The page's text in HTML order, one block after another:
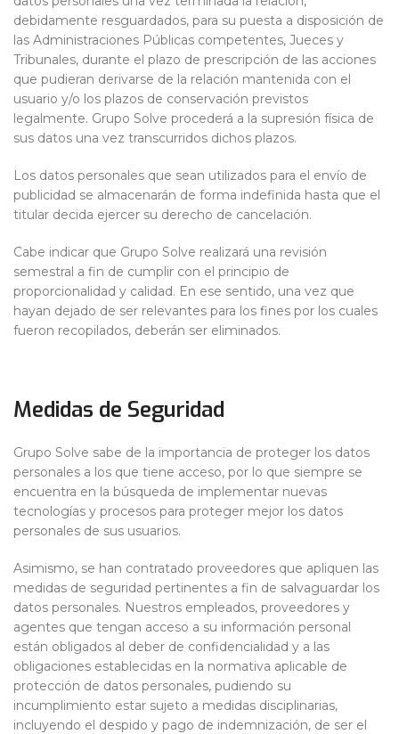
debidamente resguardados, para su puesta a disposición de
las Administraciones Públicas competentes, Jueces y
Tribunales, durante el plazo de prescripción de las acciones
que pudieran derivarse de la relación mantenida con el
usuario y/o los plazos de conservación previstos
legalmente. Grupo Solve procederá a la supresión física de
sus datos una vez transcurridos dichos plazos.
Los datos personales que sean utilizados para el envío de
publicidad se almacenarán de forma indefinida hasta que el
titular decida ejercer su derecho de cancelación.
Cabe indicar que Grupo Solve realizará una revisión
semestral a fin de cumplir con el principio de
proporcionalidad y calidad. En ese sentido, una vez que
hayan dejado de ser relevantes para los fines por los cuales
fueron recopilados, deberán ser eliminados.
Medidas de Seguridad
Grupo Solve sabe de la importancia de proteger los datos
personales a los que tiene acceso, por lo que siempre se
encuentra en la búsqueda de implementar nuevas
tecnologías y procesos para proteger mejor los datos
personales de sus usuarios.
Asimismo, se han contratado proveedores que apliquen las
medidas de seguridad pertinentes a fin de salvaguardar los
datos personales. Nuestros empleados, proveedores y
agentes que tengan acceso a su información personal
están obligados al deber de confidencialidad y a las
obligaciones establecidas en la normativa aplicable de
protección de datos personales, pudiendo su
incumplimiento estar sujeto a medidas disciplinarias,
incluyendo el despido y pago de indemnización, de ser el